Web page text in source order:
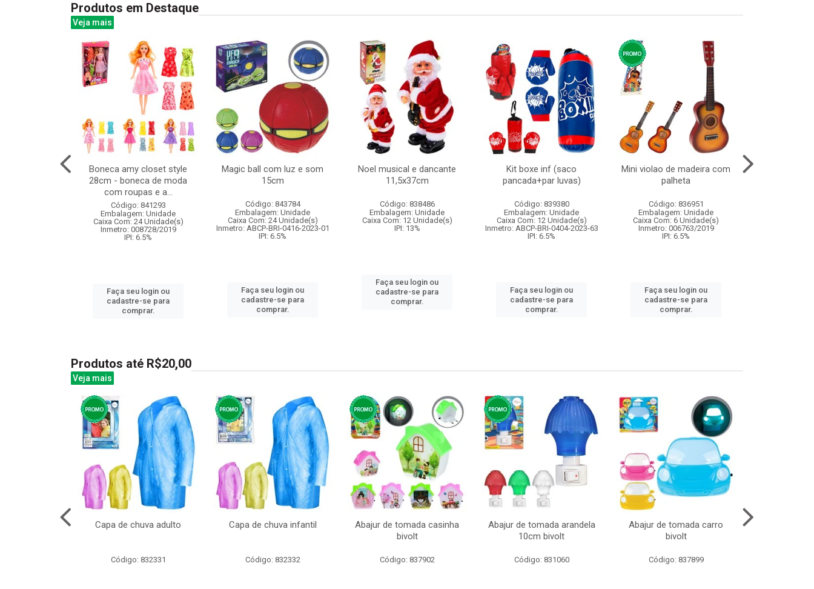
Produtos em Destaque
Veja mais
Boneca amy closet style
28cm - boneca de moda
com roupas e a...
Código: 841293
Embalagem: Unidade
Caixa Com: 24 Unidade(s)
Inmetro: 008728/2019
IPI: 6.5%
Faça seu login ou
cadastre-se para
comprar.
Magic ball com luz e som
15cm
Código: 843784
Embalagem: Unidade
Caixa Com: 24 Unidade(s)
Inmetro: ABCP-BRI-0416-2023-01
IPI: 6.5%
Faça seu login ou
cadastre-se para
comprar.
Noel musical e dancante
11,5x37cm
Código: 838486
Embalagem: Unidade
Caixa Com: 12 Unidade(s)
IPI: 13%
Faça seu login ou
cadastre-se para
comprar.
Kit boxe inf (saco
pancada+par luvas)
Código: 839380
Embalagem: Unidade
Caixa Com: 12 Unidade(s)
Inmetro: ABCP-BRI-0404-2023-63
IPI: 6.5%
Faça seu login ou
cadastre-se para
comprar.
Mini violao de madeira com
palheta
Código: 836951
Embalagem: Unidade
Caixa Com: 6 Unidade(s)
Inmetro: 006763/2019
IPI: 6.5%
Faça seu login ou
cadastre-se para
comprar.
Produtos até R$20,00
Veja mais
Capa de chuva adulto
Código: 832331
Capa de chuva infantil
Código: 832332
Abajur de tomada casinha
bivolt
Código: 837902
Abajur de tomada arandela
10cm bivolt
Código: 831060
Abajur de tomada carro
bivolt
Código: 837899